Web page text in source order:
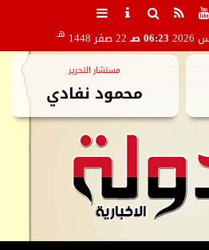
06:23 صـ 22 صفر 1448 هـ
مستشار التحرير
محمود نفادي